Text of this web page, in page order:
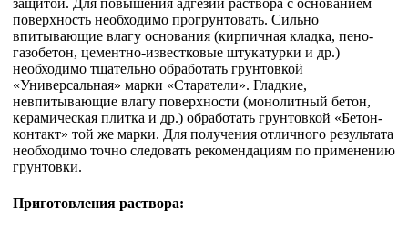
защитой. Для повышения адгезии раствора с основанием
поверхность необходимо прогрунтовать. Сильно
впитывающие влагу основания (кирпичная кладка, пено-
газобетон, цементно-известковые штукатурки и др.)
необходимо тщательно обработать грунтовкой
«Универсальная» марки «Старатели». Гладкие,
невпитывающие влагу поверхности (монолитный бетон,
керамическая плитка и др.) обработать грунтовкой «Бетон-
контакт» той же марки. Для получения отличного результата
необходимо точно следовать рекомендациям по применению
грунтовки.
Приготовления раствора: